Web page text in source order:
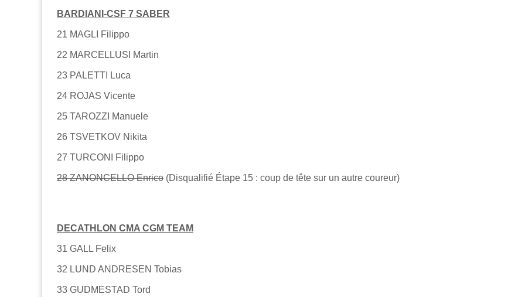
BARDIANI-CSF 7 SABER
21 MAGLI Filippo
22 MARCELLUSI Martin
23 PALETTI Luca
24 ROJAS Vicente
25 TAROZZI Manuele
26 TSVETKOV Nikita
27 TURCONI Filippo
28 ZANONCELLO Enrico (Disqualifié Étape 15 : coup de tête sur un autre coureur)
DECATHLON CMA CGM TEAM
31 GALL Felix
32 LUND ANDRESEN Tobias
33 GUDMESTAD Tord